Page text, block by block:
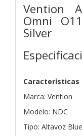
Vention
Omni
Silver
Características
Marca: Vention
Modelo: NDC
Tipo: Altavoz